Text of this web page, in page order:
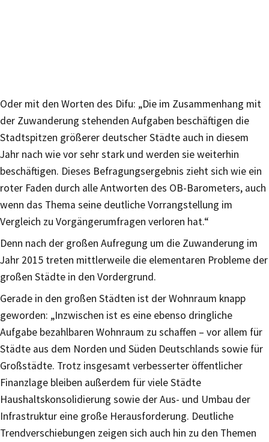
Oder mit den Worten des Difu: „Die im Zusammenhang mit
der Zuwanderung stehenden Aufgaben beschäftigen die
Stadtspitzen größerer deutscher Städte auch in diesem
Jahr nach wie vor sehr stark und werden sie weiterhin
beschäftigen. Dieses Befragungsergebnis zieht sich wie ein
roter Faden durch alle Antworten des OB-Barometers, auch
wenn das Thema seine deutliche Vorrangstellung im
Vergleich zu Vorgängerumfragen verloren hat.“
Denn nach der großen Aufregung um die Zuwanderung im
Jahr 2015 treten mittlerweile die elementaren Probleme der
großen Städte in den Vordergrund.
Gerade in den großen Städten ist der Wohnraum knapp
geworden: „Inzwischen ist es eine ebenso dringliche
Aufgabe bezahlbaren Wohnraum zu schaffen – vor allem für
Städte aus dem Norden und Süden Deutschlands sowie für
Großstädte. Trotz insgesamt verbesserter öffentlicher
Finanzlage bleiben außerdem für viele Städte
Haushaltskonsolidierung sowie der Aus- und Umbau der
Infrastruktur eine große Herausforderung. Deutliche
Trendverschiebungen zeigen sich auch hin zu den Themen